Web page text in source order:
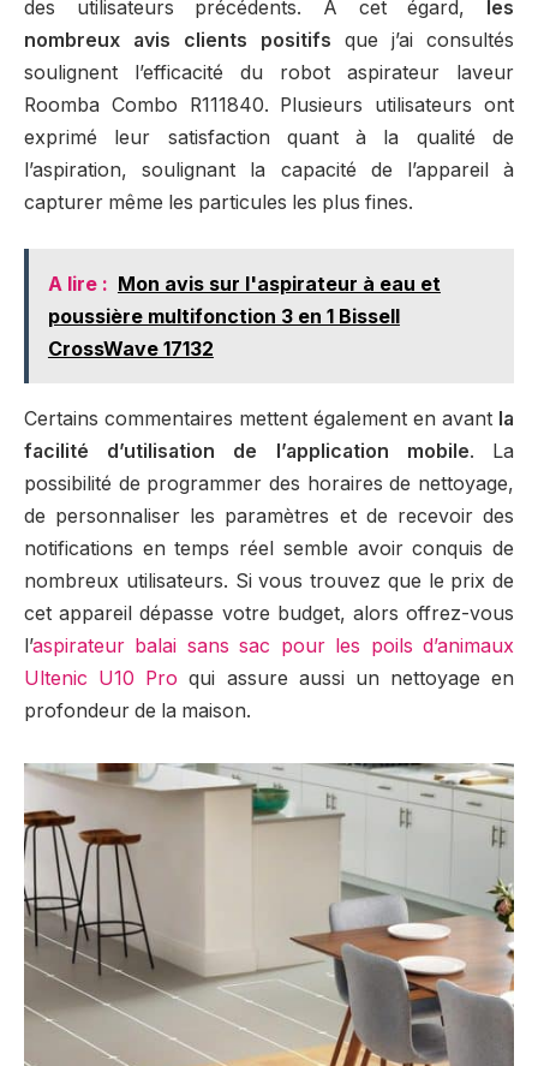
des utilisateurs précédents. À cet égard, les
nombreux avis clients positifs que j’ai consultés
soulignent l’efficacité du robot aspirateur laveur
Roomba Combo R111840. Plusieurs utilisateurs ont
exprimé leur satisfaction quant à la qualité de
l’aspiration, soulignant la capacité de l’appareil à
capturer même les particules les plus fines.
A lire : Mon avis sur l'aspirateur à eau et
poussière multifonction 3 en 1 Bissell
CrossWave 17132
Certains commentaires mettent également en avant la
facilité d’utilisation de l’application mobile. La
possibilité de programmer des horaires de nettoyage,
de personnaliser les paramètres et de recevoir des
notifications en temps réel semble avoir conquis de
nombreux utilisateurs. Si vous trouvez que le prix de
cet appareil dépasse votre budget, alors offrez-vous
l’aspirateur balai sans sac pour les poils d’animaux
Ultenic U10 Pro qui assure aussi un nettoyage en
profondeur de la maison.